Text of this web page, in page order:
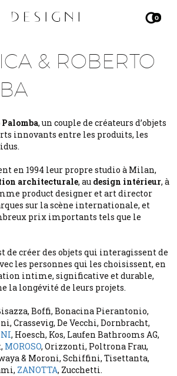
0
& ROBERTO
, un couple de créateurs d’objets
innovants entre les produits, les
en 1994 leur propre studio à Milan,
architecturale, au design intérieur, à
product designer et art director
sur la scène internationale, et
prix importants tels que le
de créer des objets qui interagissent de
les personnes qui les choisissent, en
intime, significative et durable,
la longévité de leurs projets.
Boffi, Bonacina Pierantonio,
Crassevig, De Vecchi, Dornbracht,
, Hoesch, Kos, Laufen Bathrooms AG,
MOROSO, Orizzonti, Poltrona Frau,
& Moroni, Schiffini, Tisettanta,
ZANOTTA, Zucchetti.